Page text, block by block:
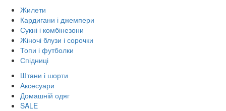
Жилети
Кардигани і джемпери
Сукні і комбінезони
Жіночі блузи і сорочки
Топи і футболки
Спідниці
Штани і шорти
Аксесуари
Домашній одяг
SALE